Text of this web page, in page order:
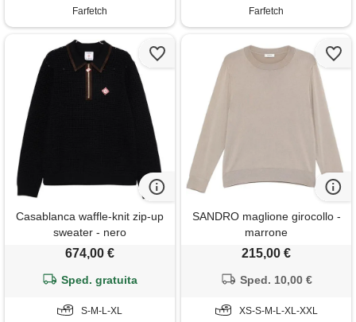
Farfetch
Farfetch
Casablanca waffle-knit zip-up
sweater - nero
674,00 €
Sped. gratuita
S-M-L-XL
SANDRO maglione girocollo -
marrone
215,00 €
Sped. 10,00 €
XS-S-M-L-XL-XXL